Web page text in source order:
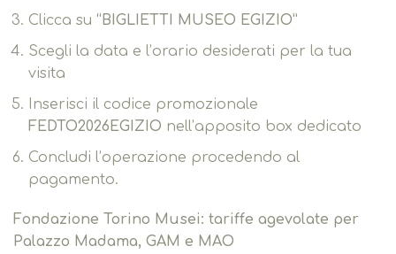
Clicca su “BIGLIETTI MUSEO EGIZIO”
Scegli la data e l’orario desiderati per la tua
visita
Inserisci il codice promozionale
FEDTO2026EGIZIO nell’apposito box dedicato
Concludi l’operazione procedendo al
pagamento.
Fondazione Torino Musei: tariffe agevolate per
Palazzo Madama, GAM e MAO